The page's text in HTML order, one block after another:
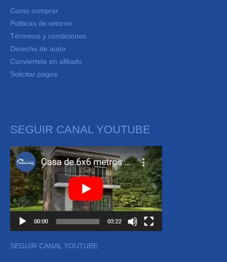
Como comprar
Politicas de retorno
Términos y condiciones
Derecho de autor
Conviertete en afiliado
Solicitar pagos
SEGUIR CANAL YOUTUBE
SEGUIR CANAL YOUTUBE